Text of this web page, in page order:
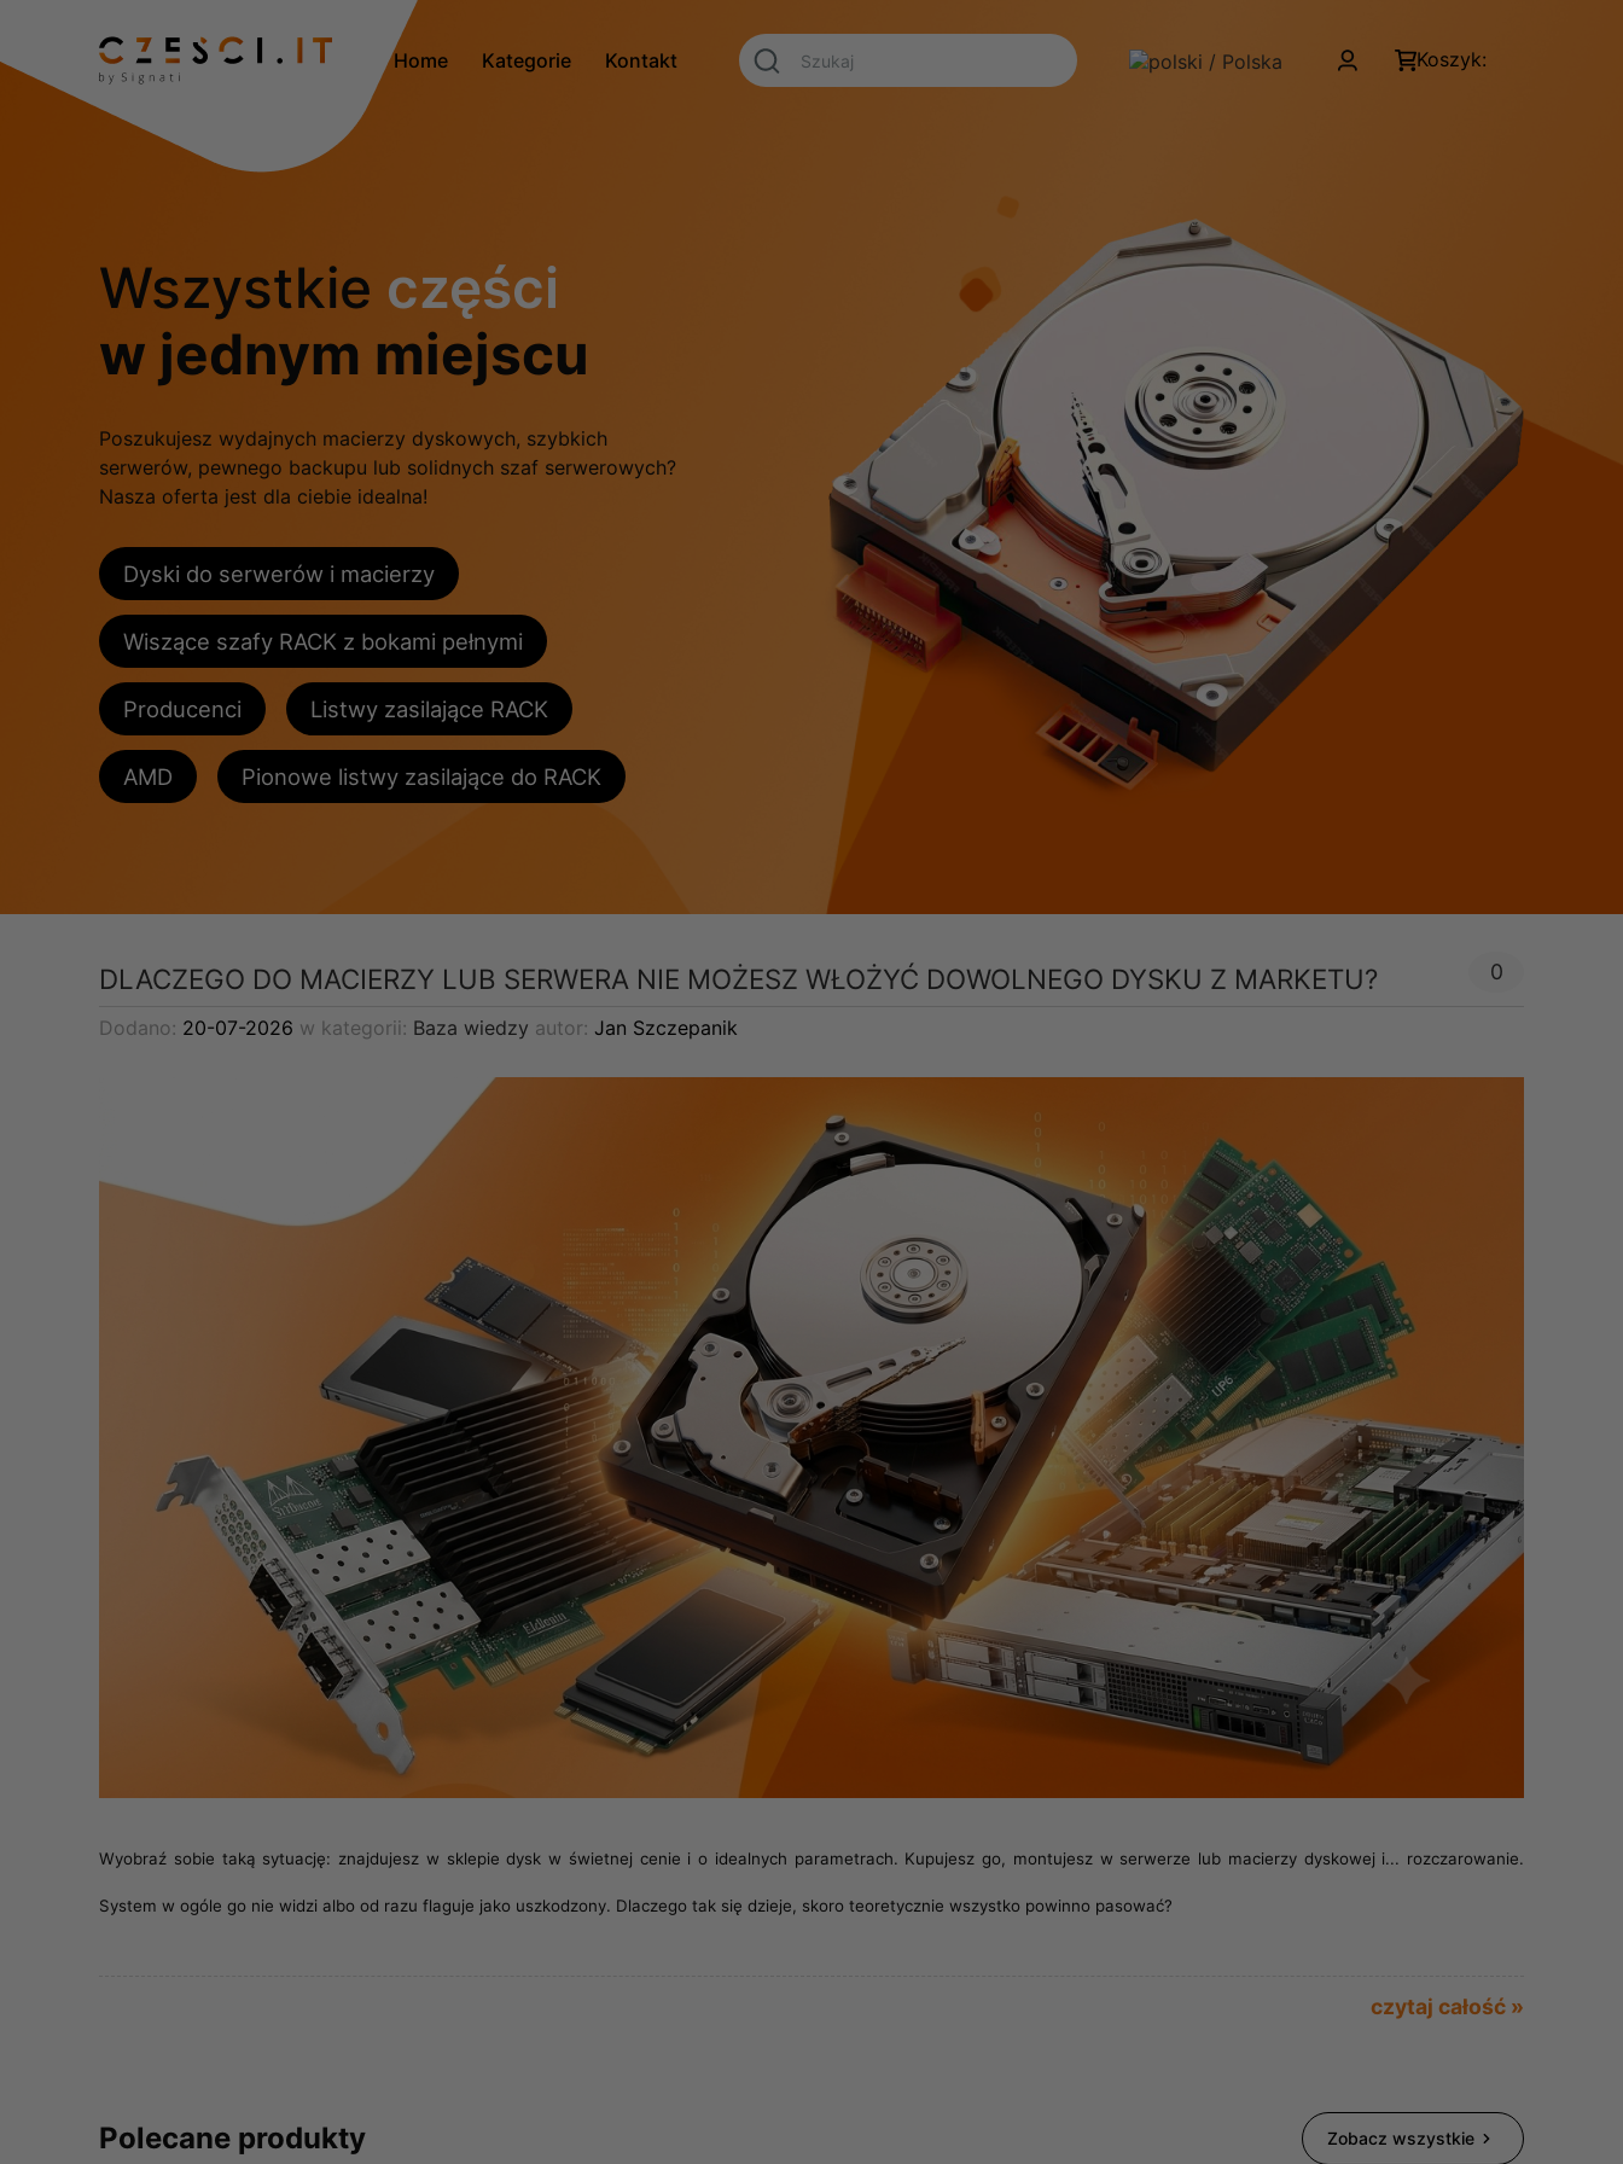
Koszyk:
Home Kategorie Kontakt
Wszystkie części
w jednym miejscu
Poszukujesz wydajnych macierzy dyskowych, szybkich
serwerów, pewnego backupu lub solidnych szaf serwerowych?
Nasza oferta jest dla ciebie idealna!
Dyski do serwerów i macierzy
Wiszące szafy RACK z bokami pełnymi
Producenci Listwy zasilające RACK
AMD Pionowe listwy zasilające do RACK
DLACZEGO DO MACIERZY LUB SERWERA NIE MOŻESZ WŁOŻYĆ DOWOLNEGO DYSKU Z MARKETU? 0
Dodano: 20-07-2026 w kategorii: Baza wiedzy autor: Jan Szczepanik
Wyobraź sobie taką sytuację: znajdujesz w sklepie dysk w świetnej cenie i o idealnych parametrach. Kupujesz go, montujesz w serwerze lub macierzy dyskowej i... rozczarowanie.
System w ogóle go nie widzi albo od razu flaguje jako uszkodzony. Dlaczego tak się dzieje, skoro teoretycznie wszystko powinno pasować?
czytaj całość »
Polecane produkty Zobacz wszystkie